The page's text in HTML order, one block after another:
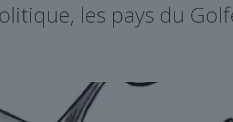
les pays du